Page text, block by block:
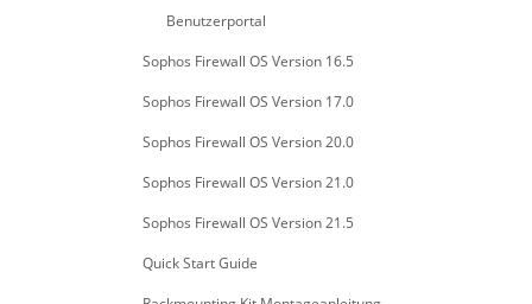
Benutzerportal
Sophos Firewall OS Version 16.5
Sophos Firewall OS Version 17.0
Sophos Firewall OS Version 20.0
Sophos Firewall OS Version 21.0
Sophos Firewall OS Version 21.5
Quick Start Guide